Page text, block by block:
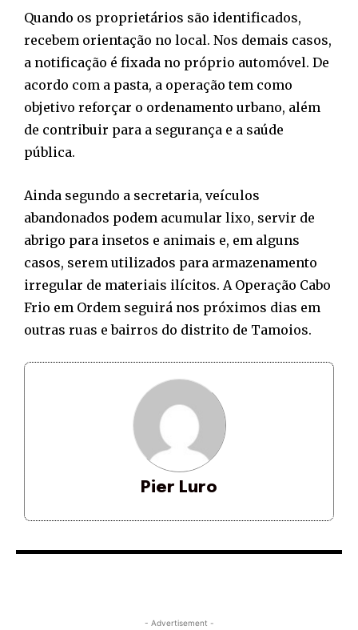
Quando os proprietários são identificados,
recebem orientação no local. Nos demais casos,
a notificação é fixada no próprio automóvel. De
acordo com a pasta, a operação tem como
objetivo reforçar o ordenamento urbano, além
de contribuir para a segurança e a saúde
pública.
Ainda segundo a secretaria, veículos
abandonados podem acumular lixo, servir de
abrigo para insetos e animais e, em alguns
casos, serem utilizados para armazenamento
irregular de materiais ilícitos. A Operação Cabo
Frio em Ordem seguirá nos próximos dias em
outras ruas e bairros do distrito de Tamoios.
Pier Luro
- Advertisement -